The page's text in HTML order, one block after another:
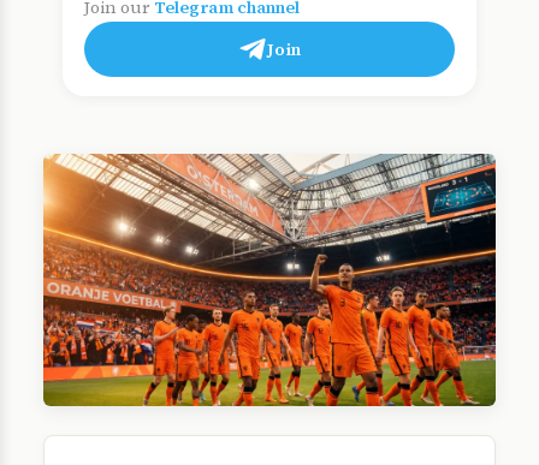
Join our Telegram channel
Join